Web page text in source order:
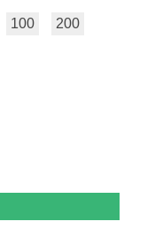
100 200